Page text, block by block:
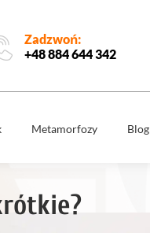
Zadzwoń:
+48 884 644 342
Metamorfozy Blog